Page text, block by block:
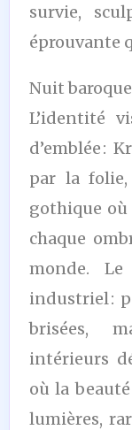
survie,
éprouvante
Nuit
L’identité
d’emblée :
par la folie,
gothique où
chaque
monde.
industriel :
brisées,
intérieurs
où la
lumières,